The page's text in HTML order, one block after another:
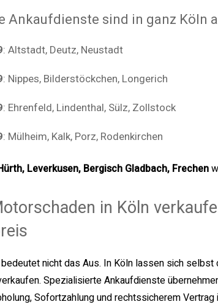
Ankaufdienste sind in ganz Köln
: Altstadt, Deutz, Neustadt
: Nippes, Bilderstöckchen, Longerich
: Ehrenfeld, Lindenthal, Sülz, Zollstock
: Mülheim, Kalk, Porz, Rodenkirchen
Leverkusen, Bergisch Gladbach, Frechen
in Köln
nicht das Aus. In Köln lassen sich
Spezialisierte Ankaufdienste
Sofortzahlung und rechtssicherem